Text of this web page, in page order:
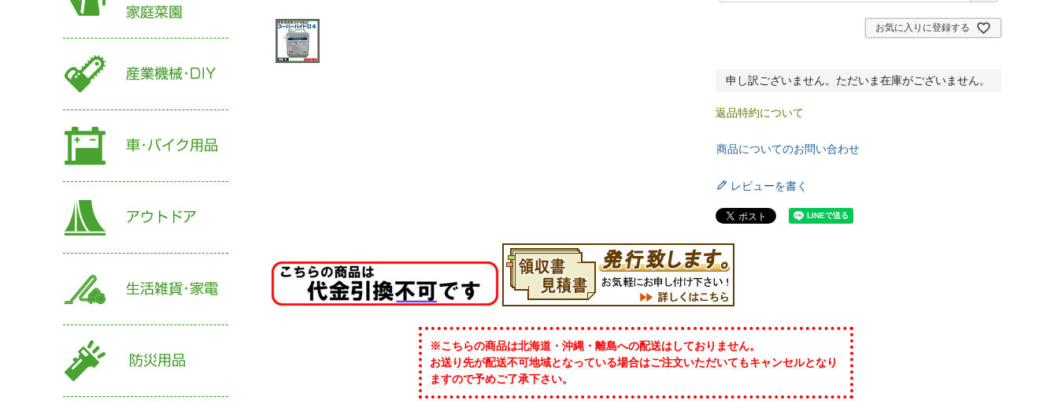
お気に入りに登録する
申し訳ございません。ただいま在庫がございません。
返品特約について
商品についてのお問い合わせ
レビューを書く
※こちらの商品は北海道・沖縄・離島への配送はしておりません。
お送り先が配送不可地域となっている場合はご注文いただいてもキャンセルとなり
ますので予めご了承下さい。